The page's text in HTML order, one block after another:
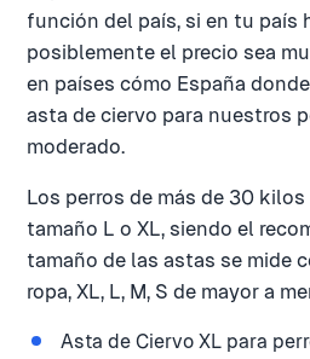
función del país, si en tu país
posiblemente el precio sea
en países cómo España
asta de ciervo para nuestros
moderado.
Los perros de más de 30
tamaño L o XL, siendo el
tamaño de las astas se mide
ropa, XL, L, M, S de mayor a
Asta de Ciervo XL para